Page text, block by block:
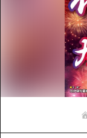
イ
旬
お